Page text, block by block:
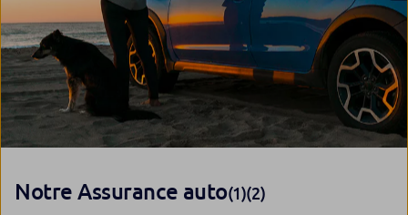
Notre Assurance auto(1)(2)